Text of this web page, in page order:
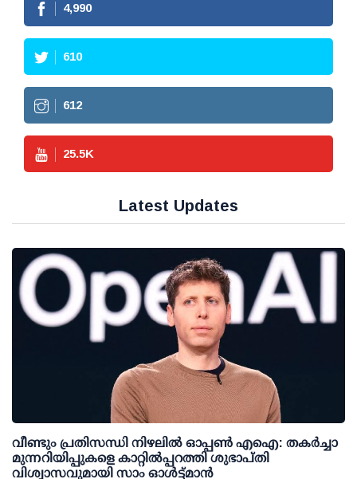
4,990
610
612
25.5K
Latest Updates
വീണ്ടും പ്രതിസന്ധി നിഴലില്‍ ഓപ്പണ്‍ എഐ: തകര്‍ച്ചാ
മുന്നറിയിപ്പുകളെ കാറ്റില്‍പ്പറത്തി ശുഭാപ്തി
വിശ്വാസവുമായി സാം ഓള്‍ട്ട്മാന്‍